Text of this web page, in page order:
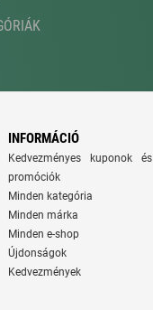
INFORMÁCIÓ
Kedvezményes kuponok és
promóciók
Minden kategória
Minden márka
Minden e-shop
Újdonságok
Kedvezmények